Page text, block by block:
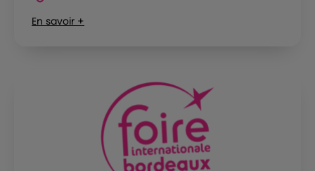
En savoir +